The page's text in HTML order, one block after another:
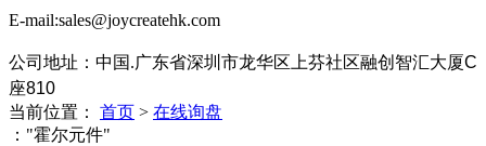
E-mail:sales@joycreatehk.com
公司地址：中国.广东省深圳市龙华区上芬社区融创智汇大厦C
座810
当前位置： 首页 > 在线询盘
："霍尔元件"